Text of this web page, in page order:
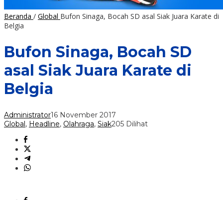
Beranda / Global Bufon Sinaga, Bocah SD asal Siak Juara Karate di
Belgia
Bufon Sinaga, Bocah SD
asal Siak Juara Karate di
Belgia
Administrator16 November 2017
Global, Headline, Olahraga, Siak205 Dilihat